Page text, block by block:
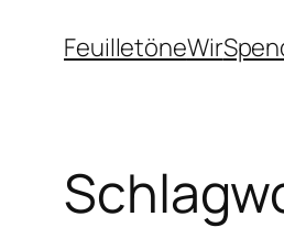
InhaltFeuilletöneWir